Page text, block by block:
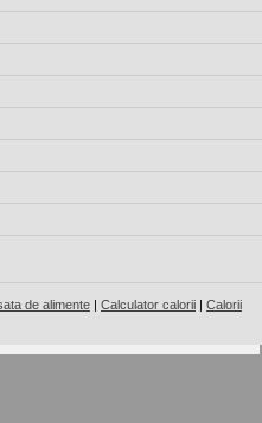
de alimente | Calculator calorii | Calorii